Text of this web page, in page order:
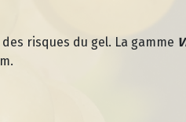
risques du gel. La gamme